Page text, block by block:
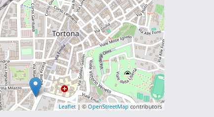
Leaflet | ©OpenStreetMap contributors